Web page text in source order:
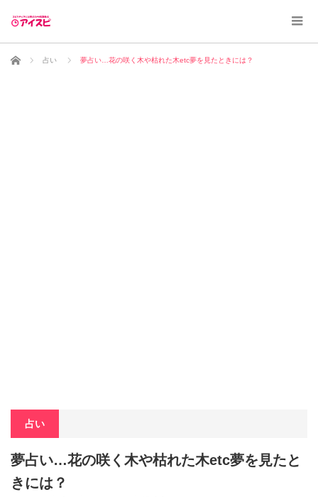
ホーム 占い 夢占い…花の咲く木や枯れた木etc夢を見たときには？
占い
夢占い…花の咲く木や枯れた木etc夢を見たと
きには？